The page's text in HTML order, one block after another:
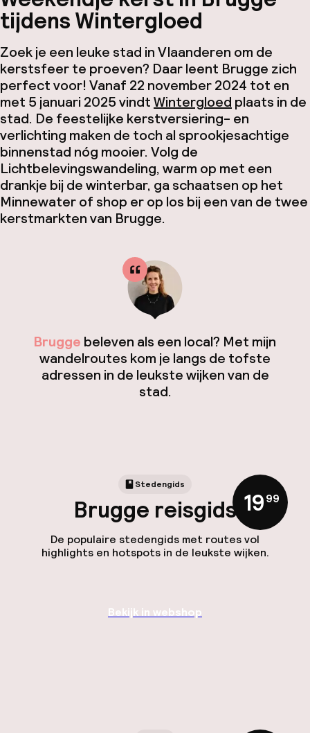
tijdens Wintergloed
Zoek je een leuke stad in Vlaanderen om de
kerstsfeer te proeven? Daar leent Brugge zich
perfect voor! Vanaf 22 november 2024 tot en
met 5 januari 2025 vindtWintergloed plaats in de
stad. De feestelijke kerstversiering- en
verlichting maken de toch al sprookjesachtige
binnenstad nóg mooier. Volg de
Lichtbelevingswandeling, warm op met een
drankje bij de winterbar, ga schaatsen op het
Minnewater of shop er op los bij een van de twee
kerstmarkten van Brugge.
Brugge beleven als een local? Met mijn
wandelroutes kom je langs de tofste
adressen in de leukste wijken van de
stad.
Stedengids
Brugge reisgids
De populaire stedengids met routes vol
highlights en hotspots in de leukste wijken.
19,99
Bekijk in webshop